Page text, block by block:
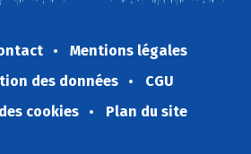
Mentions légales
des données
CGU
cookies
Plan du site